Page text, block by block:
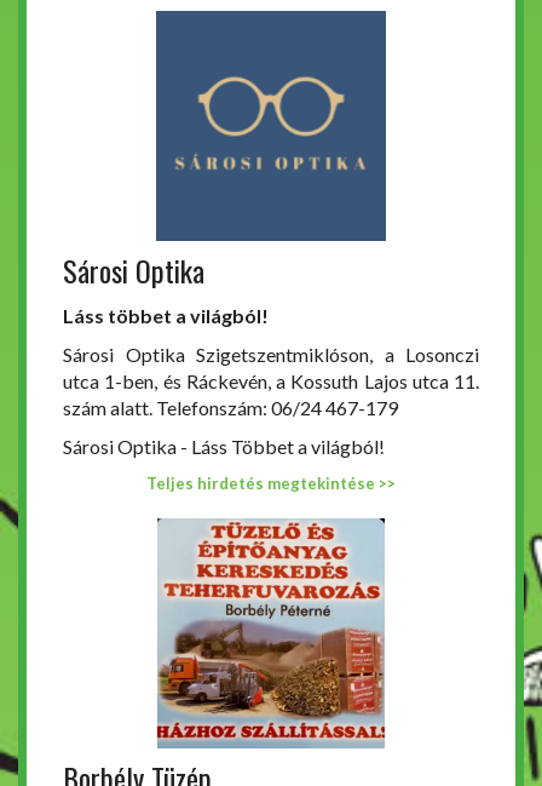
Sárosi Optika
Láss többet a világból!
Sárosi Optika Szigetszentmiklóson, a Losonczi
utca 1-ben, és Ráckevén, a Kossuth Lajos utca 11.
szám alatt. Telefonszám: 06/24 467-179
Sárosi Optika - Láss Többet a világból!
Teljes hirdetés megtekintése >>
Borbély Tüzép